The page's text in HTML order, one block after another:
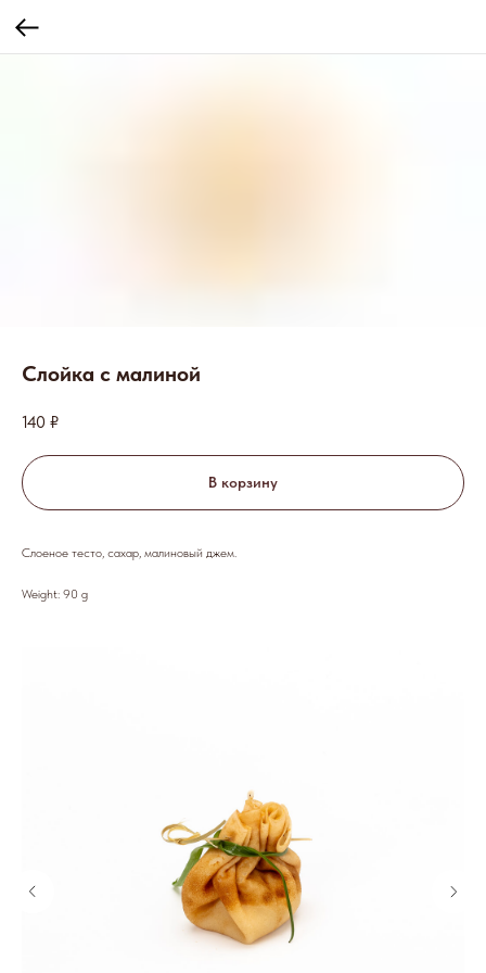
Слойка с малиной
140 ₽
В корзину
Слоеное тесто, сахар, малиновый джем.
Weight: 90 g